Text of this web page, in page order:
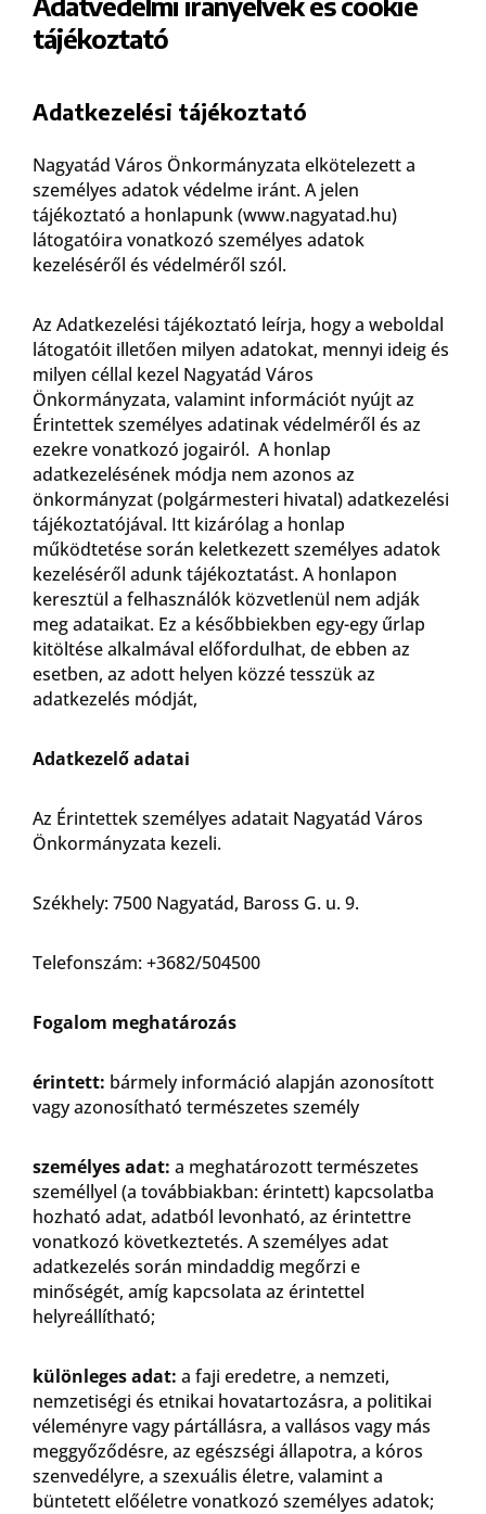
tájékoztató
Adatkezelési tájékoztató
Nagyatád Város Önkormányzata elkötelezett a
személyes adatok védelme iránt. A jelen
tájékoztató a honlapunk (www.nagyatad.hu)
látogatóira vonatkozó személyes adatok
kezeléséről és védelméről szól.
Az Adatkezelési tájékoztató leírja, hogy a weboldal
látogatóit illetően milyen adatokat, mennyi ideig és
milyen céllal kezel Nagyatád Város
Önkormányzata, valamint információt nyújt az
Érintettek személyes adatinak védelméről és az
ezekre vonatkozó jogairól. A honlap
adatkezelésének módja nem azonos az
önkormányzat (polgármesteri hivatal) adatkezelési
tájékoztatójával. Itt kizárólag a honlap
működtetése során keletkezett személyes adatok
kezeléséről adunk tájékoztatást. A honlapon
keresztül a felhasználók közvetlenül nem adják
meg adataikat. Ez a későbbiekben egy-egy űrlap
kitöltése alkalmával előfordulhat, de ebben az
esetben, az adott helyen közzé tesszük az
adatkezelés módját,
Adatkezelő adatai
Az Érintettek személyes adatait Nagyatád Város
Önkormányzata kezeli.
Székhely: 7500 Nagyatád, Baross G. u. 9.
Telefonszám: +3682/504500
Fogalom meghatározás
érintett: bármely információ alapján azonosított
vagy azonosítható természetes személy
személyes adat: a meghatározott természetes
személlyel (a továbbiakban: érintett) kapcsolatba
hozható adat, adatból levonható, az érintettre
vonatkozó következtetés. A személyes adat
adatkezelés során mindaddig megőrzi e
minőségét, amíg kapcsolata az érintettel
helyreállítható;
különleges adat: a faji eredetre, a nemzeti,
nemzetiségi és etnikai hovatartozásra, a politikai
véleményre vagy pártállásra, a vallásos vagy más
meggyőződésre, az egészségi állapotra, a kóros
szenvedélyre, a szexuális életre, valamint a
büntetett előéletre vonatkozó személyes adatok;